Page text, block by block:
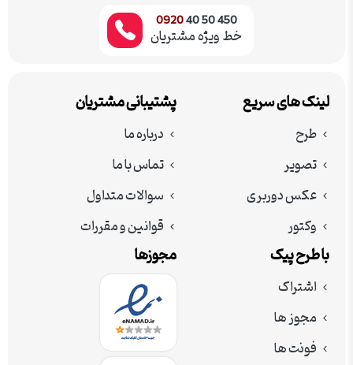
450 50 40
0920
خط ویژه مشتریان
لینک های سریع
طرح
تصویر
عکس دوربری
وکتور
پشتیبانی مشتریان
درباره ما
تماس با ما
سوالات متداول
قوانین و مقررات
با طرح پیک
اشتراک
مجوز ها
فونت ها
مجوزها